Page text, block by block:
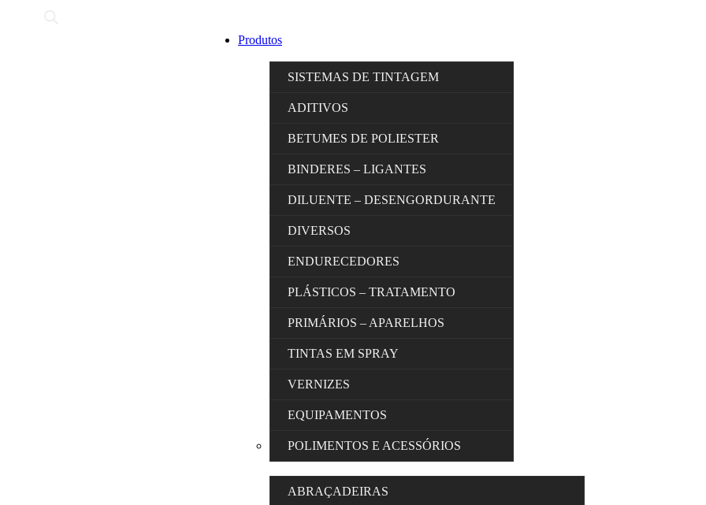
Produtos
SISTEMAS DE TINTAGEM
ADITIVOS
BETUMES DE POLIESTER
BINDERES – LIGANTES
DILUENTE – DESENGORDURANTE
DIVERSOS
ENDURECEDORES
PLÁSTICOS – TRATAMENTO
PRIMÁRIOS – APARELHOS
TINTAS EM SPRAY
VERNIZES
EQUIPAMENTOS
POLIMENTOS E ACESSÓRIOS
ABRAÇADEIRAS